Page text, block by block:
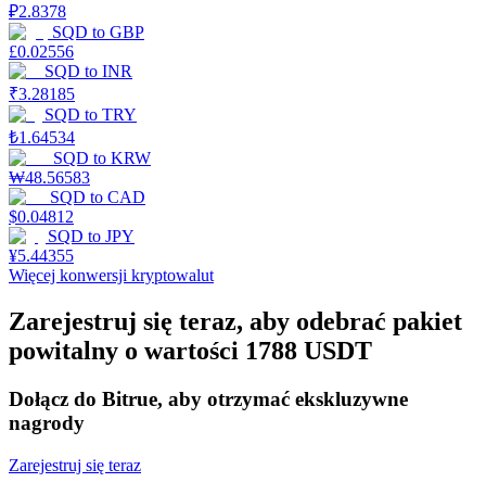
Stawianie
Wysokie zyski i natychmiastowy dostęp
Launchpool
Elastyczne stawianie zakładów, aby zarabiać na popularnych
₽2.8378
SQD to GBP
£0.02556
SQD to INR
₹3.28185
SQD to TRY
₺1.64534
SQD to KRW
₩48.56583
SQD to CAD
$0.04812
SQD to JPY
¥5.44355
Więcej konwersji kryptowalut
Zarejestruj się teraz, aby odebrać pakiet
powitalny o wartości 1788 USDT
Dołącz do Bitrue, aby otrzymać ekskluzywne
nagrody
Zarejestruj się teraz